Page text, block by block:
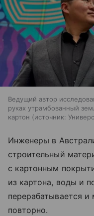
Ведущий автор
руках утрамбованный
картон
источник:
Инженеры в
строительный
с картонным
из картона, воды и
перерабатывается и
повторно.